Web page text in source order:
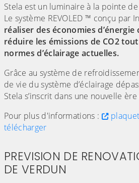
Stela est un luminaire à la pointe
Le système REVOLED ™ conçu par
réaliser des économies
réduire les émissions de CO2
normes d’éclairage actuelles.
Grâce au système de
de vie du système d’éclairage
Stela s’inscrit dans une nouvelle
Pour plus d'informations :
télécharger
PREVISION DE
DE VERDUN